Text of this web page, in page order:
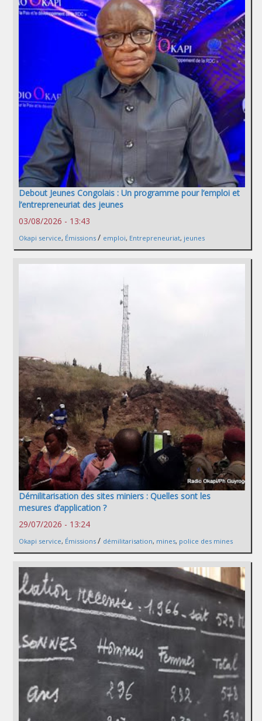
Debout Jeunes Congolais : Un programme pour l’emploi et
l’entrepreneuriat des jeunes
03/08/2026 - 13:43
Okapi service, Émissions / emploi, Entrepreneuriat, jeunes
Démilitarisation des sites miniers : Quelles sont les
mesures d’application ?
29/07/2026 - 13:24
Okapi service, Émissions / démilitarisation, mines, police des mines